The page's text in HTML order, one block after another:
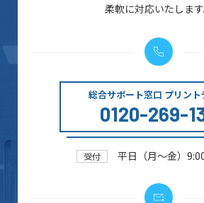
柔軟に対応いたします
総合サポート窓口 プリント
0120-269-
受付 平日（月～金）